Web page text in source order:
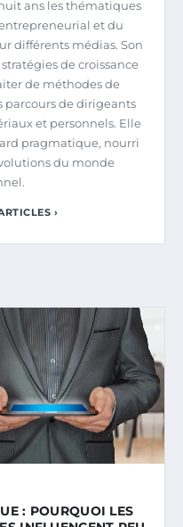
ans les thématiques
et du
différents médias. Son
de croissance
de méthodes de
parcours de dirigeants
et personnels. Elle
pragmatique, nourri
du monde
›
: POURQUOI LES